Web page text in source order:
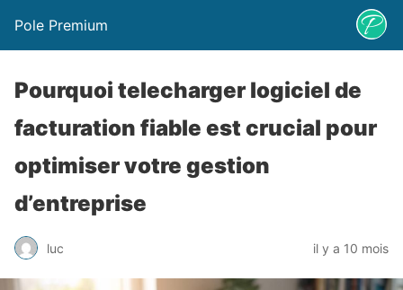
Pole Premium
Pourquoi telecharger logiciel de
facturation fiable est crucial pour
optimiser votre gestion
d’entreprise
luc il y a 10 mois